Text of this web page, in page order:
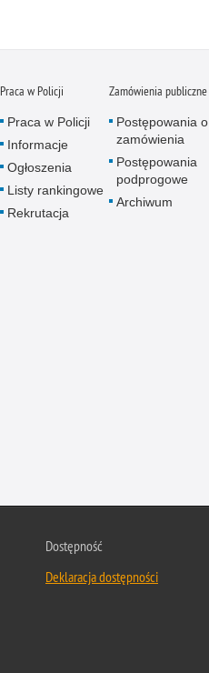
Praca w Policji
Praca w Policji
Informacje
Ogłoszenia
Listy rankingowe
Rekrutacja
Zamówienia publiczne
Postępowania o
zamówienia
Postępowania
podprogowe
Archiwum
Dostępność
Deklaracja dostępności